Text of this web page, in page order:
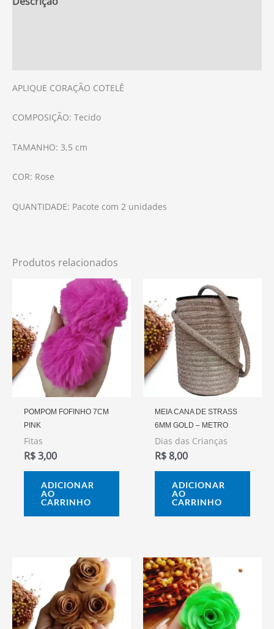
APLIQUE CORAÇÃO COTELÊ
COMPOSIÇÃO: Tecido
TAMANHO: 3,5 cm
COR: Rose
QUANTIDADE: Pacote com 2 unidades
Produtos relacionados
POMPOM FOFINHO 7CM
PINK
Fitas
R$3,00
ADICIONAR
AO
CARRINHO
MEIA CANA DE STRASS
6MM GOLD – METRO
Dias das Crianças
R$8,00
ADICIONAR
AO
CARRINHO